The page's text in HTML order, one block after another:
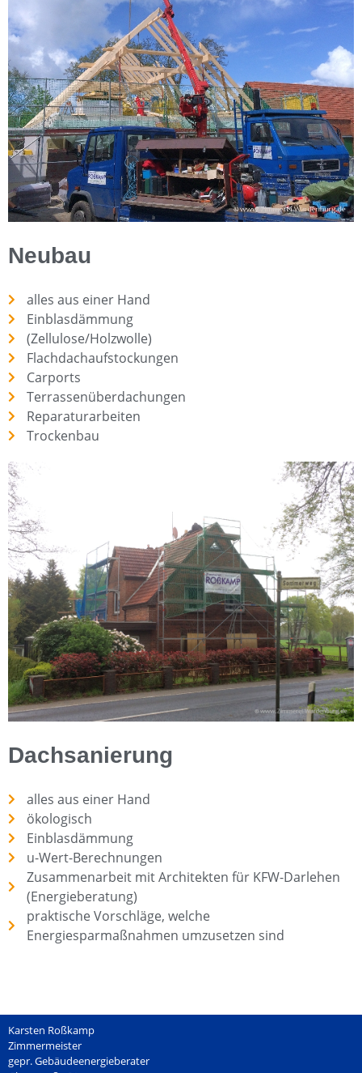
Neubau
alles aus einer Hand
Einblasdämmung
(Zellulose/Holzwolle)
Flachdachaufstockungen
Carports
Terrassenüberdachungen
Reparaturarbeiten
Trockenbau
Dachsanierung
alles aus einer Hand
ökologisch
Einblasdämmung
u-Wert-Berechnungen
Zusammenarbeit mit Architekten für KFW-Darlehen
(Energieberatung)
praktische Vorschläge, welche
Energiesparmaßnahmen umzusetzen sind
Karsten Roßkamp
Zimmermeister
gepr. Gebäudeenergieberater